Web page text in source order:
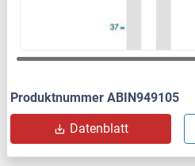
Produktnummer ABIN949105
Datenblatt